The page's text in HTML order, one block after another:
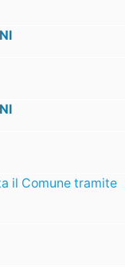
il Comune tramite